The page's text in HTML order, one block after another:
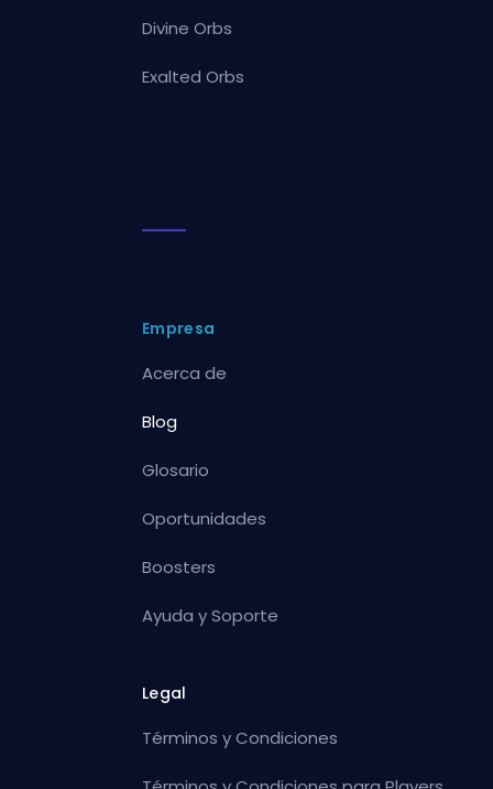
Divine Orbs
Exalted Orbs
Empresa
Acerca de
Blog
Glosario
Oportunidades
Boosters
Ayuda y Soporte
Legal
Términos y Condiciones